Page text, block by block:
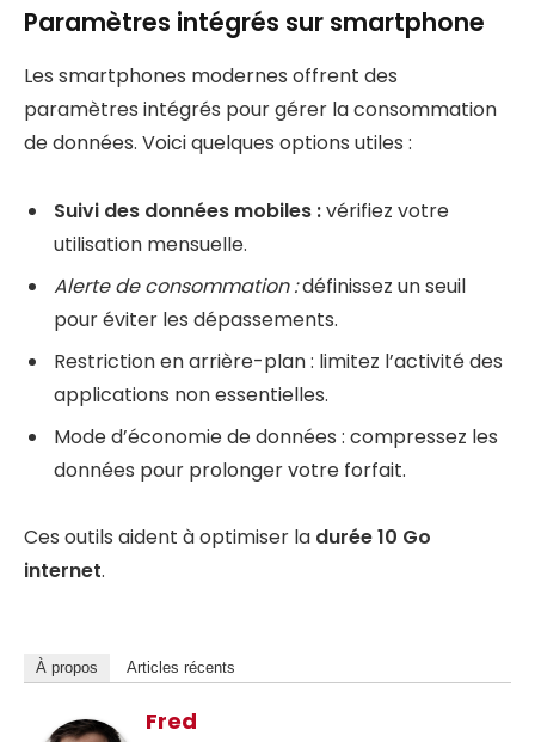
Paramètres intégrés sur smartphone
Les smartphones modernes offrent des
paramètres intégrés pour gérer la consommation
de données. Voici quelques options utiles :
Suivi des données mobiles :vérifiez votre
utilisation mensuelle.
Alerte de consommation :définissez un seuil
pour éviter les dépassements.
Restriction en arrière-plan : limitez l’activité des
applications non essentielles.
Mode d’économie de données : compressez les
données pour prolonger votre forfait.
Ces outils aident à optimiser la durée 10 Go
internet.
À propos Articles récents
Fred